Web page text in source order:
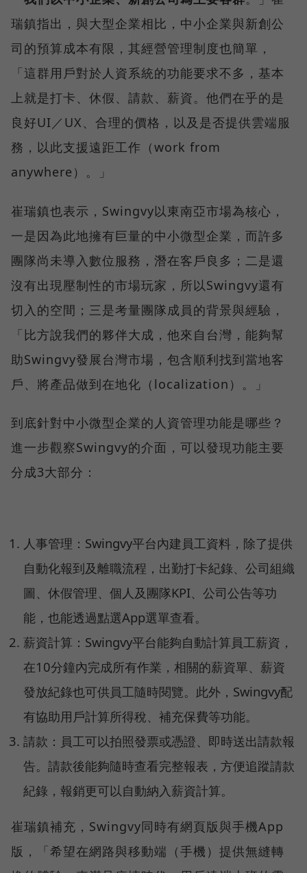
瑞鎮指出，與大型企業相比，中小企業與新創公
司的預算成本有限，其經營管理制度也簡單，
「這群用戶對於人資系統的功能要求不多，基本
上就是打卡、休假、請款、薪資。他們在乎的是
良好UI／UX、合理的價格，以及是否提供雲端服
務，以此支援遠距工作（work from
anywhere）。」
崔瑞鎮也表示，Swingvy以東南亞市場為核心，
一是因為此地擁有巨量的中小微型企業，而許多
團隊尚未導入數位服務，潛在客戶良多；二是還
沒有出現壓制性的市場玩家，所以Swingvy還有
切入的空間；三是考量團隊成員的背景與經驗，
「比方說我們的夥伴大成，他來自台灣，能夠幫
助Swingvy發展台灣市場，包含順利找到當地客
戶、將產品做到在地化（localization）。」
到底針對中小微型企業的人資管理功能是哪些？
進一步觀察Swingvy的介面，可以發現功能主要
分成3大部分：
人事管理：Swingvy平台內建員工資料，除了提供
自動化報到及離職流程，出勤打卡紀錄、公司組織
圖、休假管理、個人及團隊KPI、公司公告等功
能，也能透過點選App選單查看。
薪資計算：Swingvy平台能夠自動計算員工薪資，
在10分鐘內完成所有作業，相關的薪資單、薪資
發放紀錄也可供員工隨時閱覽。此外，Swingvy配
有協助用戶計算所得稅、補充保費等功能。
請款：員工可以拍照發票或憑證、即時送出請款報
告。請款後能夠隨時查看完整報表，方便追蹤請款
紀錄，報銷更可以自動納入薪資計算。
崔瑞鎮補充，Swingvy同時有網頁版與手機App
版，「希望在網路與移動端（手機）提供無縫轉